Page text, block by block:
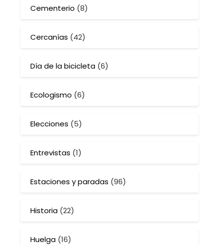
Cementerio (8)
Cercanías (42)
Día de la bicicleta (6)
Ecologismo (6)
Elecciones (5)
Entrevistas (1)
Estaciones y paradas (96)
Historia (22)
Huelga (16)